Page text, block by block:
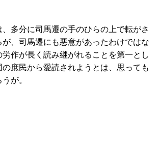
多分に司馬遷の手のひらの上で転がさ
、司馬遷にも悪意があったわけではな
労作が長く読み継がれることを第一とし
庶民から愛読されようとは、思っても
が。